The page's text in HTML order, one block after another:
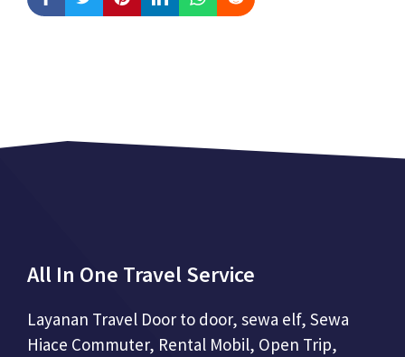
All In One Travel Service
Layanan Travel Door to door, sewa elf, Sewa
Hiace Commuter, Rental Mobil, Open Trip,